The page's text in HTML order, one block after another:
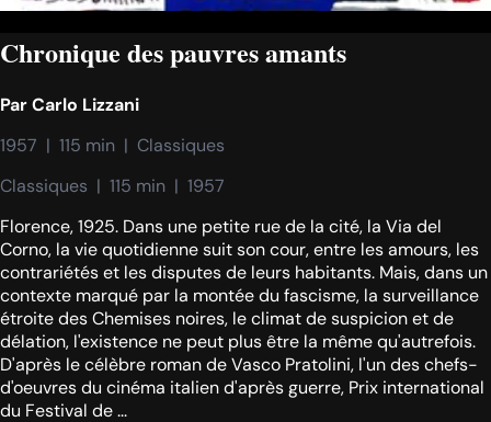
Chronique des pauvres amants
ParCarlo Lizzani
1957  |  115 min  |  Classiques
Classiques  |  115 min  |  1957
Florence, 1925. Dans une petite rue de la cité, la Via del
Corno, la vie quotidienne suit son cour, entre les amours, les
contrariétés et les disputes de leurs habitants. Mais, dans un
contexte marqué par la montée du fascisme, la surveillance
étroite des Chemises noires, le climat de suspicion et de
délation, l'existence ne peut plus être la même qu'autrefois.
D'après le célèbre roman de Vasco Pratolini, l'un des chefs-
d'oeuvres du cinéma italien d'après guerre, Prix international
du Festival de ...